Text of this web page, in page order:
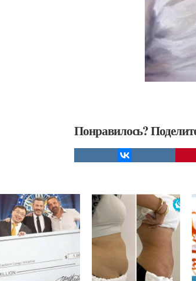
Понравилось?